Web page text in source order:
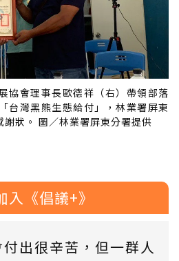
協會理事長歐德祥（右）帶領部落
台灣黑熊生態給付」，林業署屏東
狀。 圖／林業署屏東分署提供
《倡議+》
付出很辛苦，但一群人